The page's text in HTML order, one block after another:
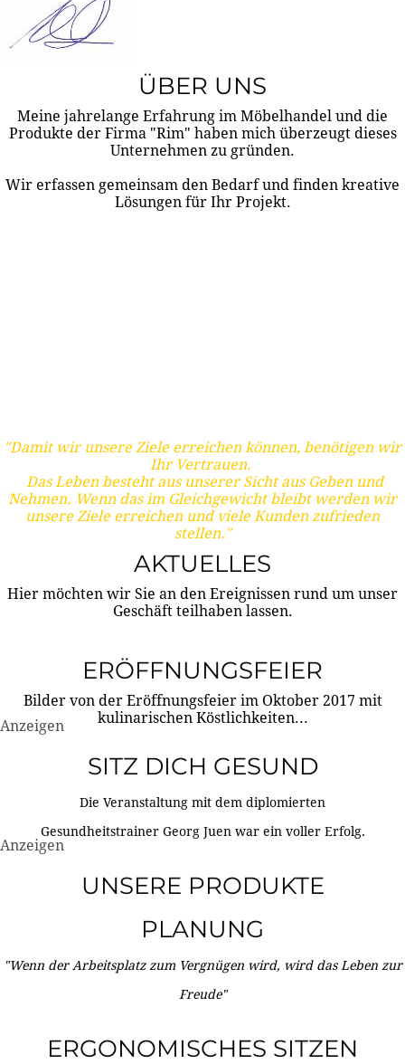
ÜBER UNS
Meine jahrelange Erfahrung im Möbelhandel und die
Produkte der Firma "Rim" haben mich überzeugt dieses
Unternehmen zu gründen.
Wir erfassen gemeinsam den Bedarf und finden kreative
Lösungen für Ihr Projekt.
"Damit wir unsere Ziele erreichen können, benötigen wir
Ihr Vertrauen.
Das Leben besteht aus unserer Sicht aus Geben und
Nehmen. Wenn das im Gleichgewicht bleibt werden wir
unsere Ziele erreichen und viele Kunden zufrieden
stellen."
AKTUELLES
Hier möchten wir Sie an den Ereignissen rund um unser
Geschäft teilhaben lassen.
ERÖFFNUNGSFEIER
Bilder von der Eröffnungsfeier im Oktober 2017 mit
kulinarischen Köstlichkeiten...
Anzeigen
SITZ DICH GESUND
Die Veranstaltung mit dem diplomierten
Gesundheitstrainer Georg Juen war ein voller Erfolg.
Anzeigen
UNSERE PRODUKTE
PLANUNG
"Wenn der Arbeitsplatz zum Vergnügen wird, wird das Leben zur
Freude"
ERGONOMISCHES SITZEN